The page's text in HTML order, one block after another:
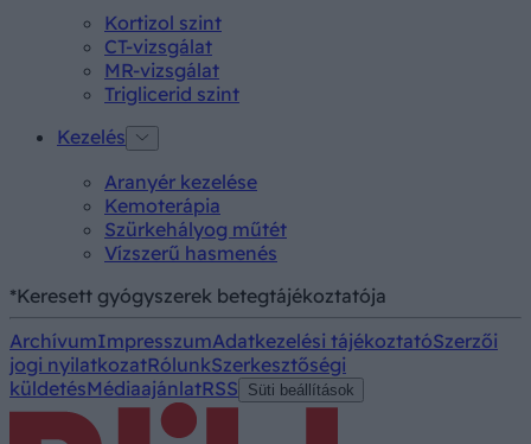
Kortizol szint
CT-vizsgálat
MR-vizsgálat
Triglicerid szint
Kezelés
Aranyér kezelése
Kemoterápia
Szürkehályog műtét
Vízszerű hasmenés
*Keresett gyógyszerek betegtájékoztatója
ArchívumImpresszumAdatkezelési tájékoztatóSzerzői
jogi nyilatkozatRólunkSzerkesztőségi
küldetésMédiaajánlatRSS Süti beállítások